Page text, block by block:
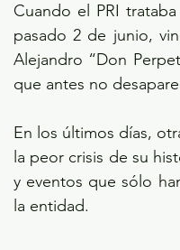
Cuando el PRI
pasado 2 de junio,
Alejandro “Don
que antes no
En los últimos días,
la peor crisis de su
y eventos que sólo
la entidad.